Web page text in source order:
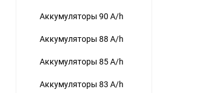
Аккумуляторы 90 A/h
Аккумуляторы 88 A/h
Аккумуляторы 85 A/h
Аккумуляторы 83 A/h